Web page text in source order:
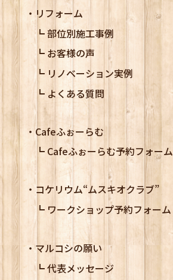
リフォーム
部位別施工事例
お客様の声
リノベーション実例
よくある質問
Cafeふぉーらむ
Cafeふぉーらむ予約フォーム
コケリウム“ムスキオクラブ”
ワークショップ予約フォーム
マルコシの願い
代表メッセージ